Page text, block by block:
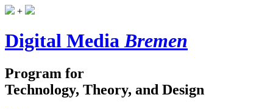
+
Digital MediaBremen
Program for
Technology, Theory, and Design